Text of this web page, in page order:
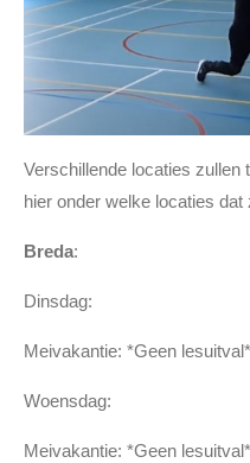
Verschillende locaties zullen
hier onder welke locaties dat
Breda:
Dinsdag:
Meivakantie: *Geen lesuitval*
Woensdag:
Meivakantie: *Geen lesuitval*